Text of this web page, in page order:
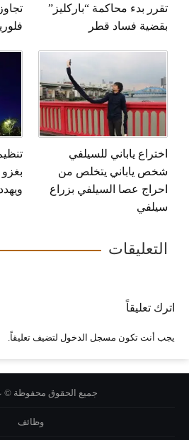
تقرر بدء محاكمة “باركليز”
بقضية فساد قطر
اختراع ياباني للسيلفي
شخص ياباني يتخلص من
احراج عصا السيلفي بزراع
سيلفي
التعليقات
اترك تعليقاً
يجب أنت تكون مسجل الدخول لتضيف تعليقاً.
جميع الحقوق محفوظة
وظائف